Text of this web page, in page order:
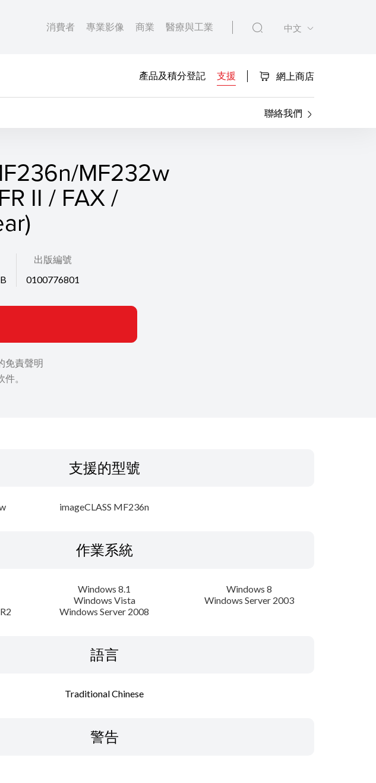
消費者 專業影像 商業 醫療與工業 中文
產品及積分登記 支援 網上商店
聯絡我們
MF232w
II / FAX /
出版編號
0100776801
免責聲明
。
支援的型號
imageCLASS MF236n
作業系統
Windows 8.1
Windows 8
Windows Vista
Windows Server 2003
Windows Server 2008
語言
Traditional Chinese
警告